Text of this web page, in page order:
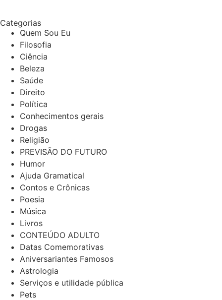
Categorias
Quem Sou Eu
Filosofia
Ciência
Beleza
Saúde
Direito
Política
Conhecimentos gerais
Drogas
Religião
PREVISÃO DO FUTURO
Humor
Ajuda Gramatical
Contos e Crônicas
Poesia
Música
Livros
CONTEÚDO ADULTO
Datas Comemorativas
Aniversariantes Famosos
Astrologia
Serviços e utilidade pública
Pets